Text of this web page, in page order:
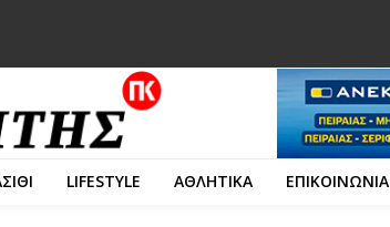
LIFESTYLE ΑΘΛΗΤΙΚΑ ΕΠΙΚΟΙΝΩΝΙΑ